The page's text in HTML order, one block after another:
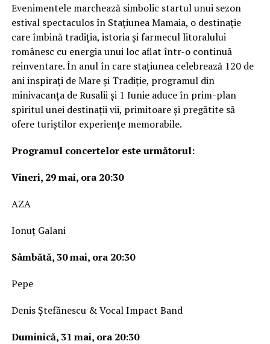
Evenimentele marchează simbolic startul unui sezon
estival spectaculos în Stațiunea Mamaia, o destinație
care îmbină tradiția, istoria și farmecul litoralului
românesc cu energia unui loc aflat într-o continuă
reinventare. În anul în care stațiunea celebrează 120 de
ani inspirați de Mare și Tradiție, programul din
minivacanța de Rusalii și 1 Iunie aduce în prim-plan
spiritul unei destinații vii, primitoare și pregătite să
ofere turiștilor experiențe memorabile.
Programul concertelor este următorul:
Vineri, 29 mai, ora 20:30
AZA
Ionuț Galani
Sâmbătă, 30 mai, ora 20:30
Pepe
Denis Ștefănescu & Vocal Impact Band
Duminică, 31 mai, ora 20:30